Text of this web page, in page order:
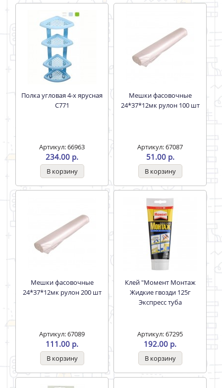
Полка угловая 4-х ярусная
С771
Артикул: 66963
234.00 р.
Мешки фасовочные
24*37*12мк рулон 100 шт
Артикул: 67087
51.00 р.
Мешки фасовочные
24*37*12мк рулон 200 шт
Артикул: 67089
111.00 р.
Клей "Момент Монтаж
Жидкие гвозди 125г
Экспресс туба
Артикул: 67295
192.00 р.